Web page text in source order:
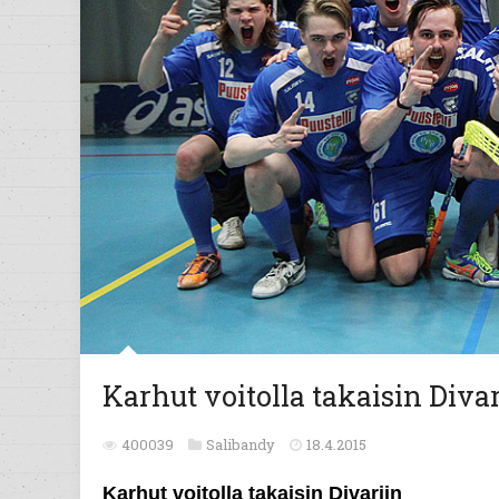
Karhut voitolla takaisin
400039 Salibandy 18.4.2015
Karhut voitolla takaisin Divariin